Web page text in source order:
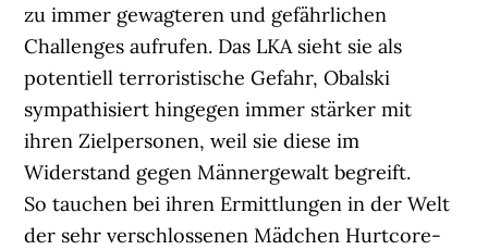
zu immer gewagteren und gefährlichen
Challenges aufrufen. Das LKA sieht sie als
potentiell terroristische Gefahr, Obalski
sympathisiert hingegen immer stärker mit
ihren Zielpersonen, weil sie diese im
Widerstand gegen Männergewalt begreift.
So tauchen bei ihren Ermittlungen in der Welt
der sehr verschlossenen Mädchen Hurtcore-